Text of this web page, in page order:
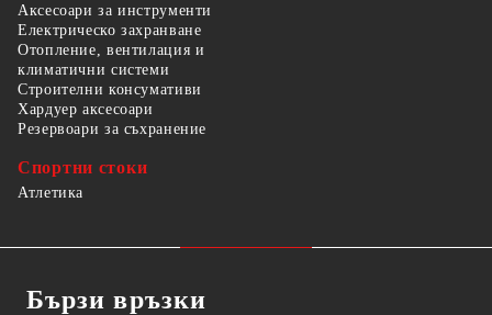
Аксесоари за инструменти
Електрическо захранване
Отопление, вентилация и
климатични системи
Строителни консумативи
Хардуер аксесоари
Резервоари за съхранение
Спортни стоки
Атлетика
Бързи връзки